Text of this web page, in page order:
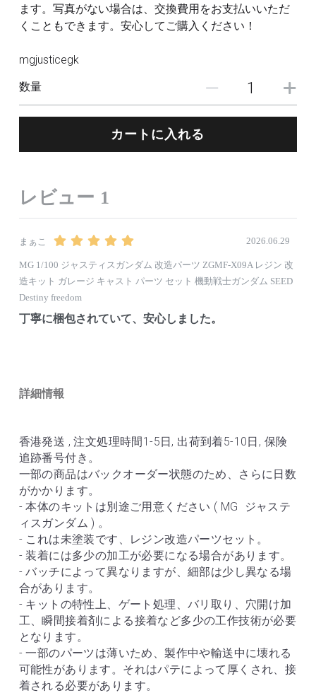
ます。写真がない場合は、交換費用をお支払いいただ
くこともできます。安心してご購入ください！
mgjusticegk
数量
カートに入れる
レビュー 1
まぁこ 2026.06.29
MG 1/100 ジャスティスガンダム 改造パーツ ZGMF-X09A レジン 改
造キット ガレージ キャスト パーツ セット 機動戦士ガンダム SEED
Destiny freedom
詳細情報
香港発送 , 注文処理時間1-5日, 出荷到着5-10日, 保険
追跡番号付き。
一部の商品はバックオーダー状態のため、さらに日数
がかかります。
- 本体のキットは別途ご用意ください ( MG  ジャステ
ィスガンダム ) 。
- これは未塗装です、レジン改造パーツセット。
- 装着には多少の加工が必要になる場合があります。
- バッチによって異なりますが、細部は少し異なる場
合があります。
- キットの特性上、ゲート処理、バリ取り、穴開け加
工、瞬間接着剤による接着など多少の工作技術が必要
となります。
- 一部のパーツは薄いため、製作中や輸送中に壊れる
可能性があります。それはパテによって厚くされ、接
着される必要があります。